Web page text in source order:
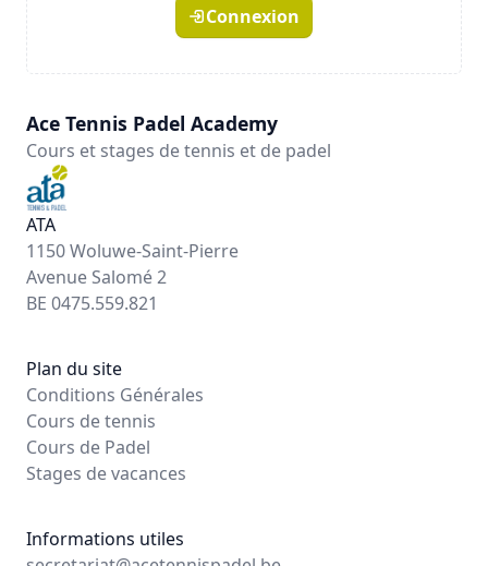
Connexion
Ace Tennis Padel Academy
Cours et stages de tennis et de padel
ATA
1150 Woluwe-Saint-Pierre
Avenue Salomé 2
BE 0475.559.821
Plan du site
Conditions Générales
Cours de tennis
Cours de Padel
Stages de vacances
Informations utiles